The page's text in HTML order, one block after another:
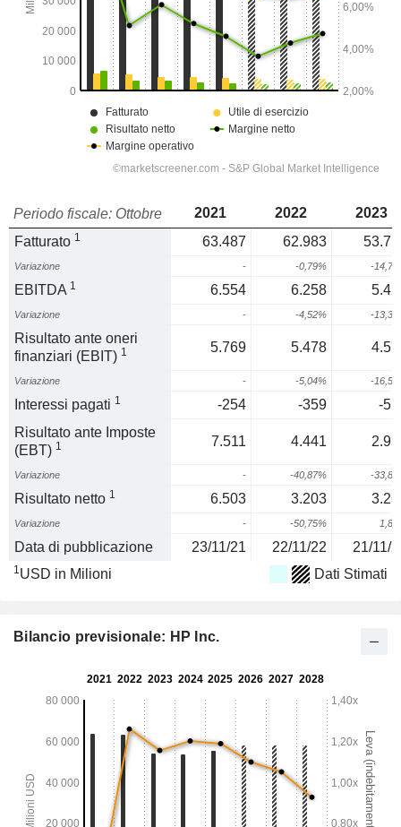
Periodo fiscale: Ottobre 2021 2022
2023
Fatturato 1 63.487 62.983
Variazione - -0,79% -
EBITDA 1 6.554 6.258
Variazione - -4,52% -
Risultato ante oneri
finanziari (EBIT) 1 5.769 5.478
Variazione - -5,04% -
Interessi pagati 1 -254 -359
-
Risultato ante Imposte
(EBT) 1 7.511 4.441
Variazione - -40,87% -
Risultato netto 1 6.503 3.203
Variazione - -50,75%
Data di pubblicazione 23/11/21 22/11/22 21/11/
1USD in Milioni Dati Stimati
Bilancio previsionale: HP Inc.